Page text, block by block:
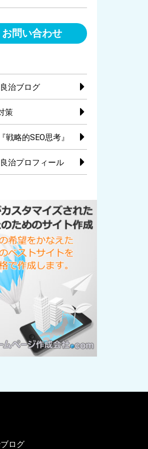
お問い合わせ
治ブログ
策
戦略的SEO思考』
治プロフィール
ログ